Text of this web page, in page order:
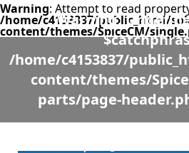
Warning: Attempt to read
/home/c4153837/public_html/
content/themes/SpiceCM/
Warning:
/home/c4153837/
content/themes/
parts/page-